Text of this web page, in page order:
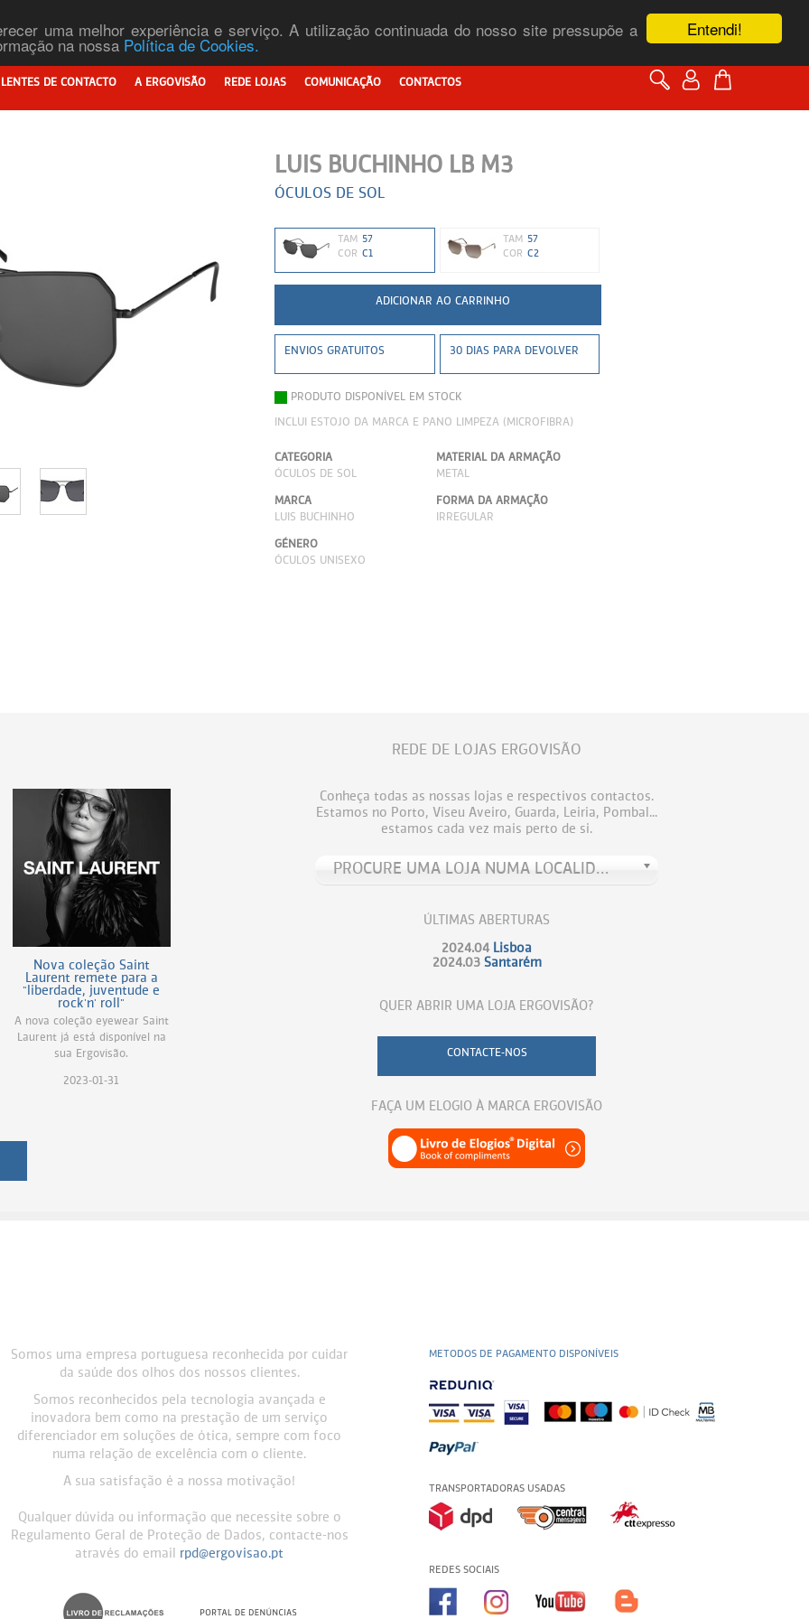
Entendi!
uma melhor experiência e serviço. A utilização continuada do nosso site pressupõe a
na nossa Política de Cookies.
LENTES DE CONTACTO A ERGOVISÃO REDE LOJAS COMUNICAÇÃO CONTACTOS
LUIS BUCHINHO LB M3
ÓCULOS DE SOL
TAM
57
COR C1
TAM
57
COR C2
ENVIOS GRATUITOS 30 DIAS PARA DEVOLVER
PRODUTO DISPONÍVEL EM STOCK
INCLUI ESTOJO DA MARCA E PANO LIMPEZA (MICROFIBRA)
CATEGORIA
ÓCULOS DE SOL
MARCA
LUIS BUCHINHO
GÉNERO
ÓCULOS UNISEXO
MATERIAL DA ARMAÇÃO
METAL
FORMA DA ARMAÇÃO
IRREGULAR
Nova coleção Saint
Laurent remete para a
"liberdade, juventude e
rock'n' roll"
A nova coleção eyewear Saint
Laurent já está disponível na
sua Ergovisão.
2023-01-31
REDE DE LOJAS ERGOVISÃO
Conheça todas as nossas lojas e respectivos contactos.
Estamos no Porto, Viseu Aveiro, Guarda, Leiria, Pombal...
estamos cada vez mais perto de si.
PROCURE UMA LOJA NUMA LOCALIDADE
ÚLTIMAS ABERTURAS
2024.04 Lisboa
2024.03 Santarém
QUER ABRIR UMA LOJA ERGOVISÃO?
CONTACTE-NOS
FAÇA UM ELOGIO À MARCA ERGOVISÃO
Somos uma empresa portuguesa reconhecida por cuidar
da saúde dos olhos dos nossos clientes.
Somos reconhecidos pela tecnologia avançada e
inovadora bem como na prestação de um serviço
diferenciador em soluções de ótica, sempre com foco
numa relação de excelência com o cliente.
A sua satisfação é a nossa motivação!
Qualquer dúvida ou informação que necessite sobre o
Regulamento Geral de Proteção de Dados, contacte-nos
através do email rpd@ergovisao.pt
METODOS DE PAGAMENTO DISPONÍVEIS
TRANSPORTADORAS USADAS
REDES SOCIAIS